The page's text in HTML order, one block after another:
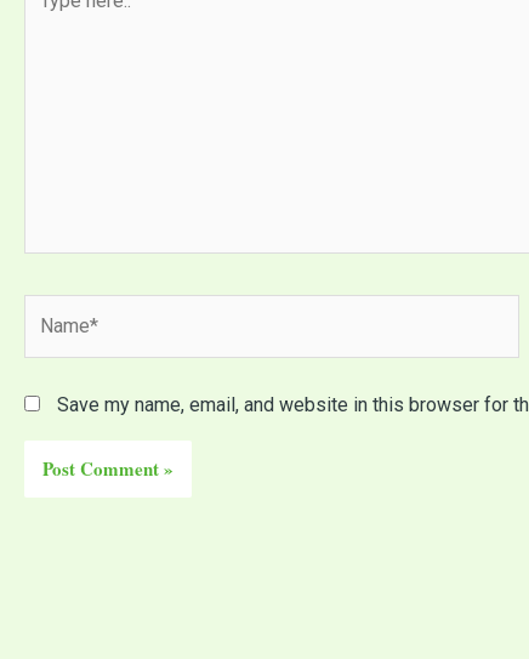
here..
Save my name, email, and website in this browser for